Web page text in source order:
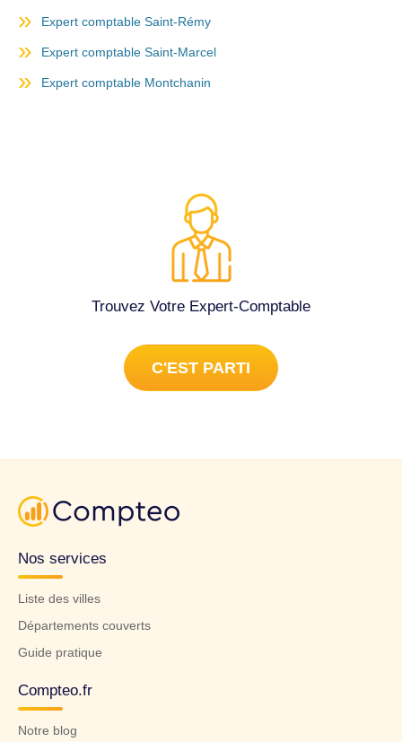
Expert comptable Saint-Rémy
Expert comptable Saint-Marcel
Expert comptable Montchanin
Trouvez Votre Expert-Comptable
C'EST PARTI
Nos services
Liste des villes
Départements couverts
Guide pratique
Compteo.fr
Notre blog